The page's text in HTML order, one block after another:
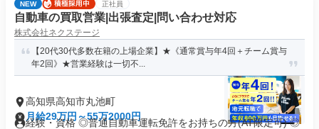
NEW 正社員
自動車の買取営業|出張査定|問い合わせ対応
株式会社ネクステージ
【20代30代多数在籍の上場企業】★《通常賞与年4回＋チーム賞与
年2回》★営業経験は一切不...
高知県高知市丸池町
月給29万円～55万2000円
経験・資格 ◎普通自動車運転免許をお持ちの方(AT限定可) ◎